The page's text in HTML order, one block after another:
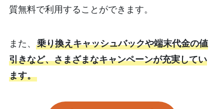
質無料で利用することができます。
また、 乗り換えキャッシュバックや端末代金の値
引きなど、さまざまなキャンペーンが充実してい
ます。